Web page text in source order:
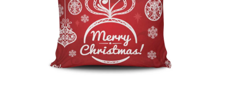
CHOVATELSKÉ POTŘEBY
DOPLŇKY A DEKORACE